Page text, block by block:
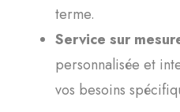
terme.
Service sur
personnalisée et
vos besoins